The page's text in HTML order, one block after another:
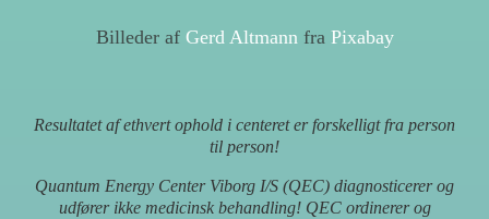
Billeder af Gerd Altmannfra Pixabay
Resultatet af ethvert ophold i centeret er forskelligt fra person
til person!
Quantum Energy Center Viborg I/S (QEC) diagnosticerer og
udfører ikke medicinsk behandling! QEC ordinerer og